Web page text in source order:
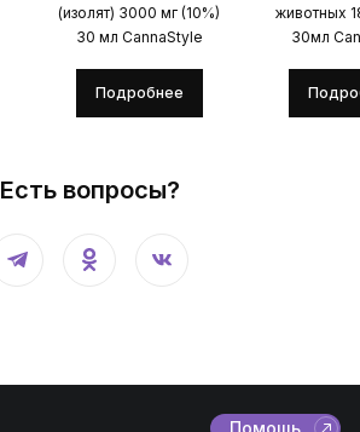
(изолят) 3000 мг (10%)
30 мл CannaStyle
Подробнее
животных
30мл
Есть вопросы?
Помощь